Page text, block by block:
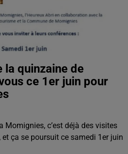
la quinzaine de
ce 1er juin pour
Momignies, c’est déjà des visites
et ça se poursuit ce samedi 1er juin